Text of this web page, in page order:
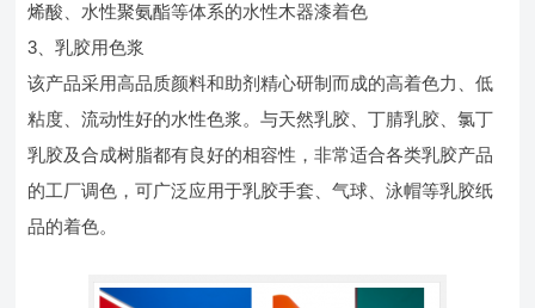
烯酸、水性聚氨酯等体系的水性木器漆着色
3、乳胶用色浆
该产品采用高品质颜料和助剂精心研制而成的高着色力、低
粘度、流动性好的水性色浆。与天然乳胶、丁腈乳胶、氯丁
乳胶及合成树脂都有良好的相容性，非常适合各类乳胶产品
的工厂调色，可广泛应用于乳胶手套、气球、泳帽等乳胶纸
品的着色。